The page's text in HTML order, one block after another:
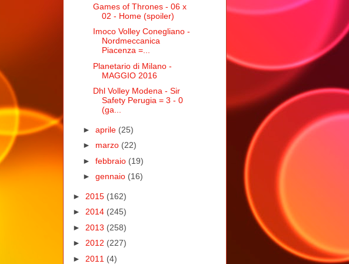
Games of Thrones - 06 x
02 - Home (spoiler)
Imoco Volley Conegliano -
Nordmeccanica
Piacenza =...
Planetario di Milano -
MAGGIO 2016
Dhl Volley Modena - Sir
Safety Perugia = 3 - 0
(ga...
► aprile (25)
► marzo (22)
► febbraio (19)
► gennaio (16)
► 2015 (162)
► 2014 (245)
► 2013 (258)
► 2012 (227)
► 2011 (4)